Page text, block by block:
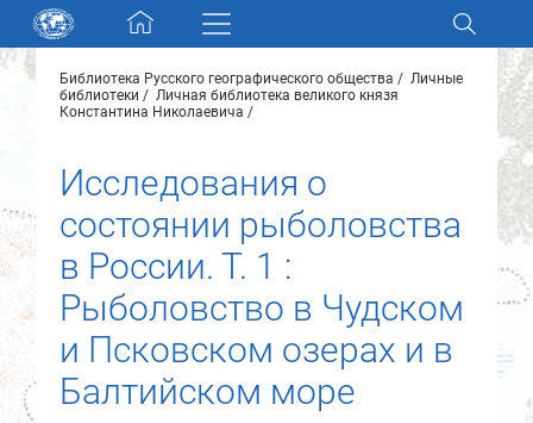
Skip navigation
Разделы и коллекции
Новости
О нас
Контакты
Библиотека Русского географического общества
Личные
библиотеки
Личная библиотека великого князя
Константина Николаевича
Исследования о
состоянии рыболовства
в России. Т. 1 :
Рыболовство в Чудском
и Псковском озерах и в
Балтийском море